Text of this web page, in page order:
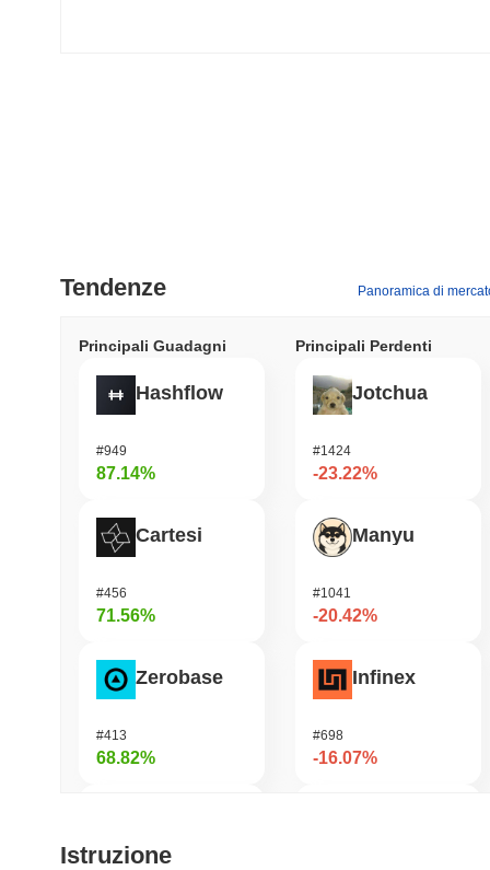
Tendenze Panoramica di
Principali Guadagni
Hashflow
#949
87.14%
Cartesi
#456
71.56%
Zerobase
#413
68.82%
Principali Perdenti
Jotchua
#1424
-23.22%
Manyu
#1041
-20.42%
Infinex
#698
-16.07%
Istruzione